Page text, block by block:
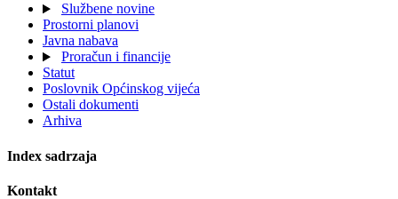
Službene novine
Prostorni planovi
Javna nabava
Proračun i financije
Statut
Poslovnik Općinskog vijeća
Ostali dokumenti
Arhiva
Index sadrzaja
Kontakt